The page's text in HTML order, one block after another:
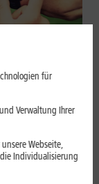
GPS,
für
Verwaltung Ihrer
Webseite,
Individualisierung